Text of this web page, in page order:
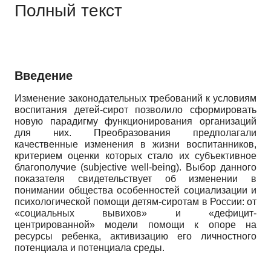
Полный текст
Введение
Изменение законодательных требований к условиям
воспитания детей-сирот позволило сформировать
новую парадигму функционирования организаций
для них. Преобразования предполагали
качественные изменения в жизни воспитанников,
критерием оценки которых стало их субъективное
благополучие (subjective well-being). Выбор данного
показателя свидетельствует об изменении в
понимании общества особенностей социализации и
психологической помощи детям-сиротам в России: от
«социальных вывихов» и «дефицит-
центрированной» модели помощи к опоре на
ресурсы ребенка, активизацию его личностного
потенциала и потенциала среды.